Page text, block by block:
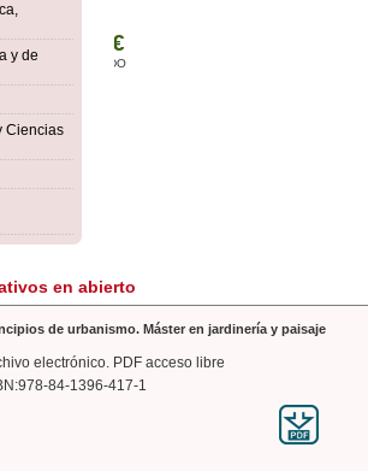
y de
Ciencias
en abierto
de urbanismo. Máster en jardinería y paisaje
electrónico. PDF acceso libre
84-1396-417-1